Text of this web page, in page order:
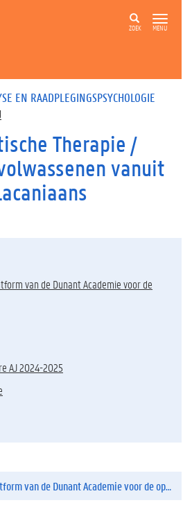
ZOEK MENU
EN RAADPLEGINGSPSYCHOLOGIE
Therapie /
vanuit
van de Dunant Academie voor de
AJ 2024-2025
de Dunant Academie voor de opleiding tot 31 juli